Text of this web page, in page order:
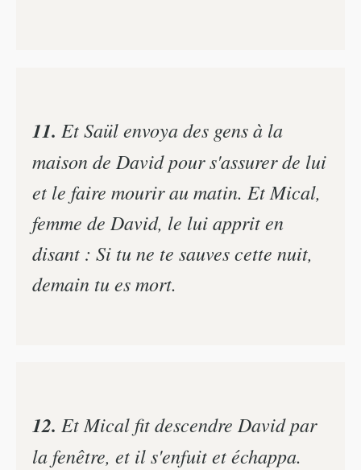
11. Et Saül envoya des gens à la
maison de David pour s'assurer de lui
et le faire mourir au matin. Et Mical,
femme de David, le lui apprit en
disant : Si tu ne te sauves cette nuit,
demain tu es mort.
12. Et Mical fit descendre David par
la fenêtre, et il s'enfuit et échappa.